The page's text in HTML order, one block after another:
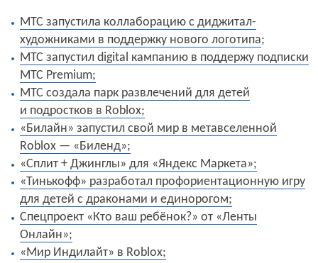
МТС запустила коллаборацию с диджитал-
художниками в поддержку нового логотипа;
МТС запустил digital кампанию в поддержу подписки
МТС Premium;
МТС создала парк развлечений для детей
и подростков в Roblox;
«Билайн» запустил свой мир в метавселенной
Roblox — «Биленд»;
«Сплит + Джинглы» для «Яндекс Маркета»;
«Тинькофф» разработал профориентационную игру
для детей с драконами и единорогом;
Спецпроект «Кто ваш ребёнок?» от «Ленты
Онлайн»;
«Мир Индилайт» в Roblox;